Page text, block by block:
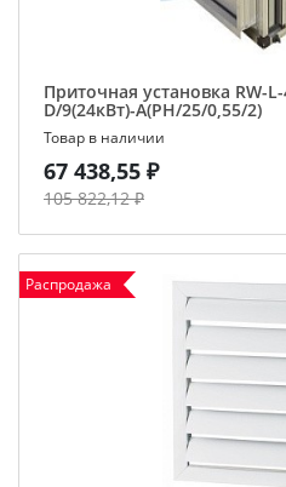
Приточная установка RW-
D/9(24кВт)-А(РН/25/0,55/2)
Товар в наличии
67 438,55 ₽
105 822,12 ₽
Распродажа